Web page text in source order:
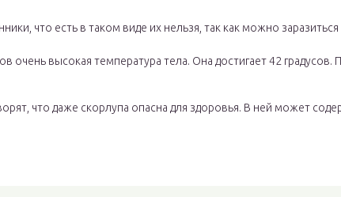
что есть в таком виде их нельзя, так как можно
очень высокая температура тела. Она достигает 42
что даже скорлупа опасна для здоровья. В ней может